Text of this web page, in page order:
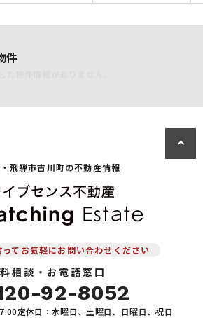
件
飛騨市古川町の不動産情報
てお気軽にお問い合わせください
相談・お電話窓口
92-8052
定休日：水曜日、土曜日、日曜日、祝日